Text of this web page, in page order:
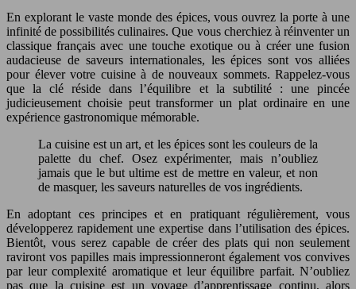
En explorant le vaste monde des épices, vous ouvrez la porte à une
infinité de possibilités culinaires. Que vous cherchiez à réinventer un
classique français avec une touche exotique ou à créer une fusion
audacieuse de saveurs internationales, les épices sont vos alliées
pour élever votre cuisine à de nouveaux sommets. Rappelez-vous
que la clé réside dans l’équilibre et la subtilité : une pincée
judicieusement choisie peut transformer un plat ordinaire en une
expérience gastronomique mémorable.
La cuisine est un art, et les épices sont les couleurs de la
palette du chef. Osez expérimenter, mais n’oubliez
jamais que le but ultime est de mettre en valeur, et non
de masquer, les saveurs naturelles de vos ingrédients.
En adoptant ces principes et en pratiquant régulièrement, vous
développerez rapidement une expertise dans l’utilisation des épices.
Bientôt, vous serez capable de créer des plats qui non seulement
raviront vos papilles mais impressionneront également vos convives
par leur complexité aromatique et leur équilibre parfait. N’oubliez
pas que la cuisine est un voyage d’apprentissage continu, alors